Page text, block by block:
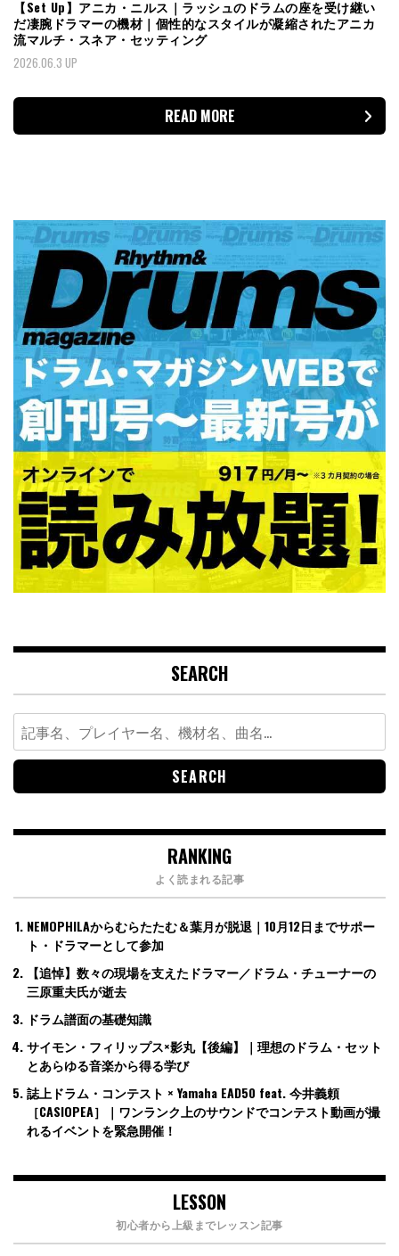
【Set Up】アニカ・ニルス｜ラッシュのドラムの座を受け継い
だ凄腕ドラマーの機材｜個性的なスタイルが凝縮されたアニカ
流マルチ・スネア・セッティング
2026.06.3 UP
READ MORE
SEARCH
Search
for:
RANKING
よく読まれる記事
NEMOPHILAからむらたたむ＆葉月が脱退｜10月12日までサポー
ト・ドラマーとして参加
【追悼】数々の現場を支えたドラマー／ドラム・チューナーの
三原重夫氏が逝去
ドラム譜面の基礎知識
サイモン・フィリップス×影丸【後編】｜理想のドラム・セット
とあらゆる音楽から得る学び
誌上ドラム・コンテスト × Yamaha EAD50 feat. 今井義頼
［CASIOPEA］｜ワンランク上のサウンドでコンテスト動画が撮
れるイベントを緊急開催！
LESSON
初心者から上級までレッスン記事